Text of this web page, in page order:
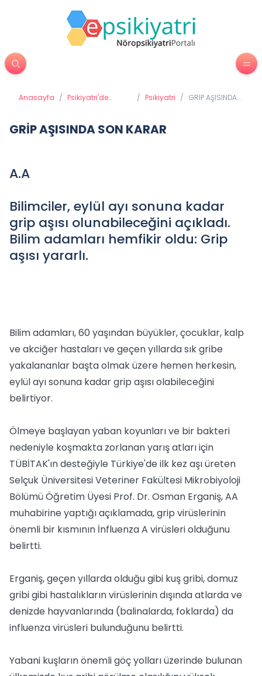
Anasayfa / Psikiyatri'de
/ Psikiyatri / GRİP AŞISINDA
GRİP AŞISINDA SON KARAR
A.A
Bilimciler, eylül ayı sonuna kadar
grip aşısı olunabileceğini açıkladı.
Bilim adamları hemfikir oldu: Grip
aşısı yararlı.
Bilim adamları, 60 yaşından büyükler, çocuklar, kalp
ve akciğer hastaları ve geçen yıllarda sık gribe
yakalananlar başta olmak üzere hemen herkesin,
eylül ayı sonuna kadar grip aşısı olabileceğini
belirtiyor.
Ölmeye başlayan yaban koyunları ve bir bakteri
nedeniyle koşmakta zorlanan yarış atları için
TÜBİTAK'ın desteğiyle Türkiye'de ilk kez aşı üreten
Selçuk Üniversitesi Veteriner Fakültesi Mikrobiyoloji
Bölümü Öğretim Üyesi Prof. Dr. Osman Erganiş, AA
muhabirine yaptığı açıklamada, grip virüslerinin
önemli bir kısmının İnfluenza A virüsleri olduğunu
belirtti.
Erganiş, geçen yıllarda olduğu gibi kuş gribi, domuz
gribi gibi hastalıkların virüslerinin dışında atlarda ve
denizde hayvanlarında (balinalarda, foklarda) da
influenza virüsleri bulunduğunu belirtti.
Yabani kuşların önemli göç yolları üzerinde bulunan